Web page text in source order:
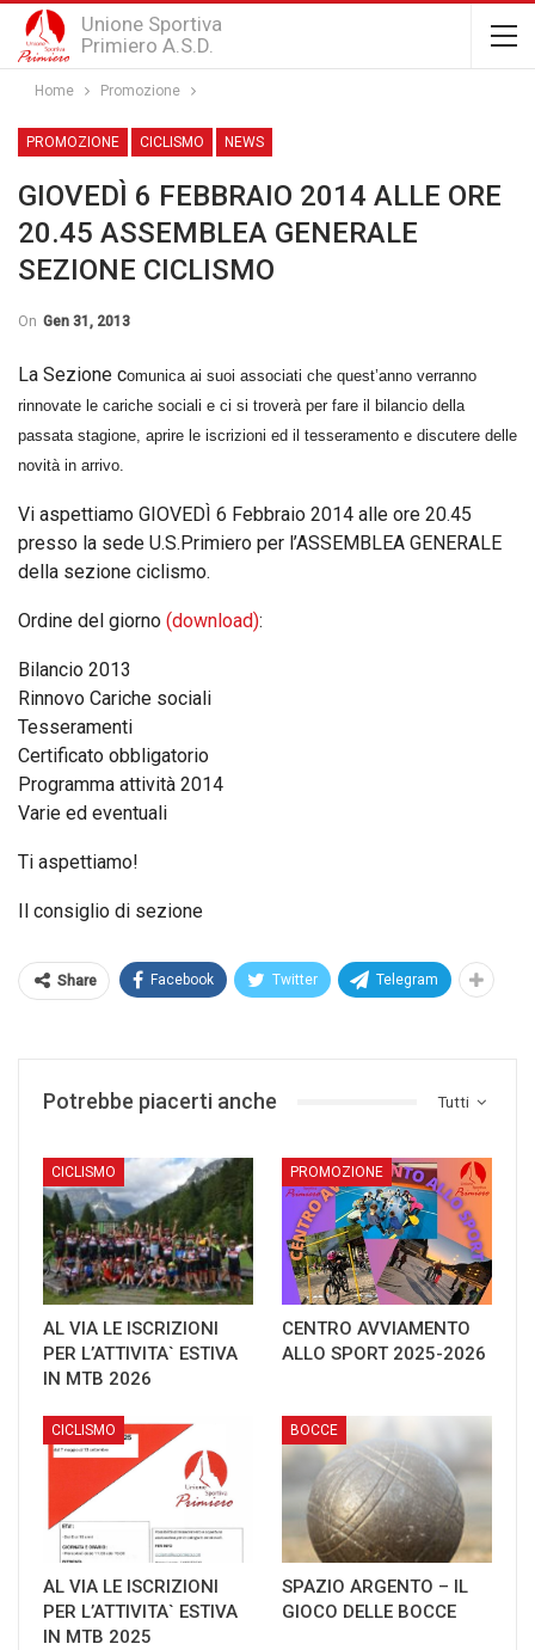
Unione Sportiva
Primiero A.S.D.
Home ­Promozione
­PROMOZIONE CICLISMO NEWS
GIOVEDÌ 6 FEBBRAIO 2014 ALLE ORE
20.45 ASSEMBLEA GENERALE
SEZIONE CICLISMO
On Gen 31, 2013
La Sezione comunica ai suoi associati che quest’anno verranno
rinnovate le cariche sociali e ci si troverà per fare il bilancio della
passata stagione, aprire le iscrizioni ed il tesseramento e discutere delle
novità in arrivo.
Vi aspettiamo GIOVEDÌ 6 Febbraio 2014 alle ore 20.45
presso la sede U.S.Primiero per l’ASSEMBLEA GENERALE
della sezione ciclismo.
Ordine del giorno (download):
Bilancio 2013
Rinnovo Cariche sociali
Tesseramenti
Certificato obbligatorio
Programma attività 2014
Varie ed eventuali
Ti aspettiamo!
Il consiglio di sezione
Share Facebook Twitter Telegram
Tutti
Potrebbe piacerti anche
CICLISMO
AL VIA LE ISCRIZIONI
PER L’ATTIVITA` ESTIVA
IN MTB 2026
­PROMOZIONE
CENTRO AVVIAMENTO
ALLO SPORT 2025-2026
CICLISMO
AL VIA LE ISCRIZIONI
PER L’ATTIVITA` ESTIVA
IN MTB 2025
BOCCE
SPAZIO ARGENTO – IL
GIOCO DELLE BOCCE